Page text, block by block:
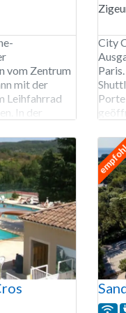
vom Zentrum
mit der
Leihfahrrad
In der
schöne
City